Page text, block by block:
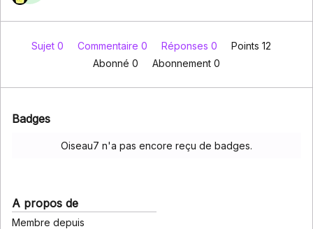
Sujet 0 Commentaire 0 Réponses 0
Points 12
Abonné 0 Abonnement 0
Badges
Oiseau7 n'a pas encore reçu de badges.
A propos de
Membre depuis